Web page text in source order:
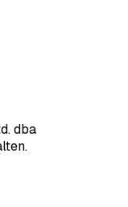
dba